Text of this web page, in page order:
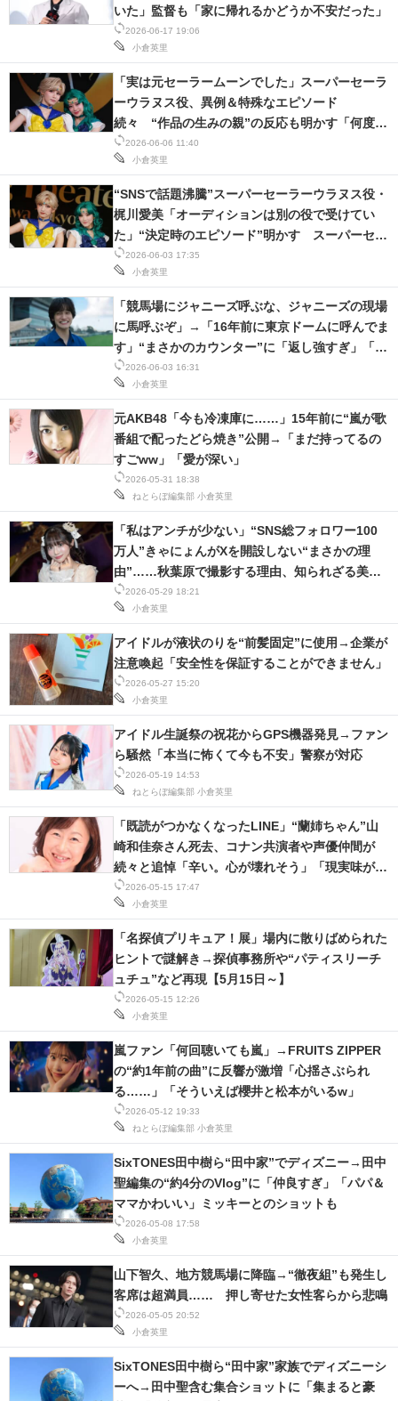
2026-06-17 19:06
小倉英里
いた」監督も「家に帰れるかどうか不安だった」
2026-06-06 11:40
小倉英里
「実は元セーラームーンでした」スーパーセーラ
ーウラヌス役、異例＆特殊なエピソード
続々 “作品の生みの親”の反応も明かす「何度か
いらっしゃって……」＜インタビュー＞
2026-06-03 17:35
小倉英里
“SNSで話題沸騰”スーパーセーラーウラヌス役・
梶川愛美「オーディションは別の役で受けてい
た」“決定時のエピソード”明かす スーパーセー
ラーネプチューン役・本堂環稀は「4歳から16年
間……」“意外な過去”＜インタビュー＞
2026-06-03 16:31
小倉英里
「競馬場にジャニーズ呼ぶな、ジャニーズの現場
に馬呼ぶぞ」→「16年前に東京ドームに呼んでま
す」“まさかのカウンター”に「返し強すぎ」「さ
すが」
2026-05-31 18:38
ねとらぼ編集部 小倉英里
元AKB48「今も冷凍庫に……」15年前に“嵐が歌
番組で配ったどら焼き”公開→「まだ持ってるの
すごww」「愛が深い」
2026-05-29 18:21
小倉英里
「私はアンチが少ない」“SNS総フォロワー100
万人”きゃにょんがXを開設しない“まさかの理
由”……秋葉原で撮影する理由、知られざる美容
など聞いてみた
2026-05-27 15:20
小倉英里
アイドルが液状のりを“前髪固定”に使用→企業が
注意喚起「安全性を保証することができません」
2026-05-19 14:53
ねとらぼ編集部 小倉英里
アイドル生誕祭の祝花からGPS機器発見→ファン
ら騒然「本当に怖くて今も不安」警察が対応
2026-05-15 17:47
小倉英里
「既読がつかなくなったLINE」“蘭姉ちゃん”山
崎和佳奈さん死去、コナン共演者や声優仲間が
続々と追悼「辛い。心が壊れそう」「現実味がな
い」
2026-05-15 12:26
小倉英里
「名探偵プリキュア！展」場内に散りばめられた
ヒントで謎解き→探偵事務所や“パティスリーチ
ュチュ”など再現【5月15日～】
2026-05-12 19:33
ねとらぼ編集部 小倉英里
嵐ファン「何回聴いても嵐」→FRUITS ZIPPER
の“約1年前の曲”に反響が激増「心揺さぶられ
る……」「そういえば櫻井と松本がいるw」
2026-05-08 17:58
小倉英里
SixTONES田中樹ら“田中家”でディズニー→田中
聖編集の“約4分のVlog”に「仲良すぎ」「パパ＆
ママかわいい」ミッキーとのショットも
2026-05-05 20:52
小倉英里
山下智久、地方競馬場に降臨→“徹夜組”も発生し
客席は超満員…… 押し寄せた女性客らから悲鳴
SixTONES田中樹ら“田中家”家族でディズニーシ
ーへ→田中聖含む集合ショットに「集まると豪